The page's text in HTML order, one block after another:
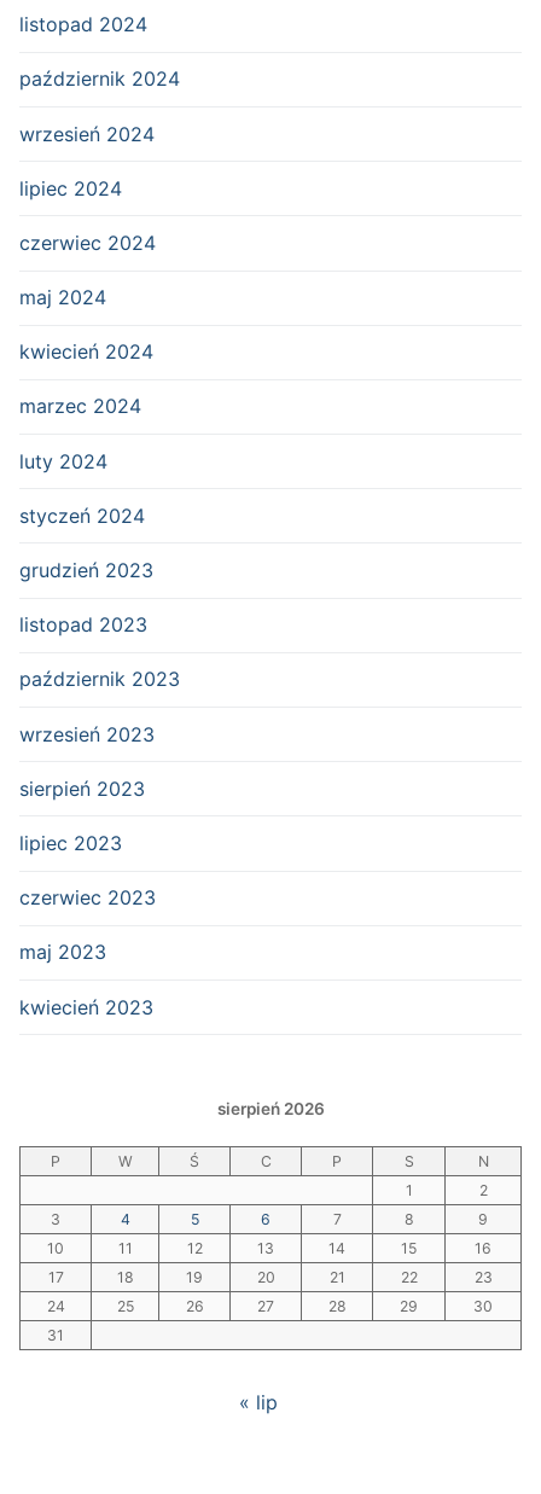
listopad 2024
październik 2024
wrzesień 2024
lipiec 2024
czerwiec 2024
maj 2024
kwiecień 2024
marzec 2024
luty 2024
styczeń 2024
grudzień 2023
listopad 2023
październik 2023
wrzesień 2023
sierpień 2023
lipiec 2023
czerwiec 2023
maj 2023
kwiecień 2023
sierpień 2026
P W Ś C P S
N
1
2
3
4 5 6 7 8
9
10
11 12 13 14 15
16
17
18 19 20 21 22
23
24
25 26 27 28 29
30
31
« lip